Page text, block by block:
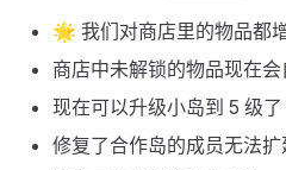
🌟 我们对商店里的物品都
商店中未解锁的物品现在
现在可以升级小岛到 5 级了
修复了合作岛的成员无法